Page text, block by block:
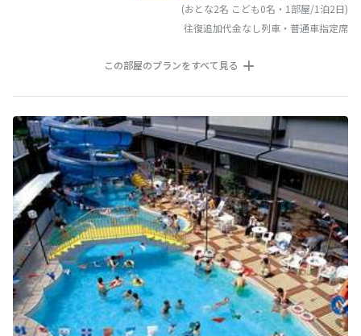
(おとな2名 こども0名・1部屋/1泊2日)
往復追加代金なし列車・普通車指定席
この部屋のプランをすべて見る